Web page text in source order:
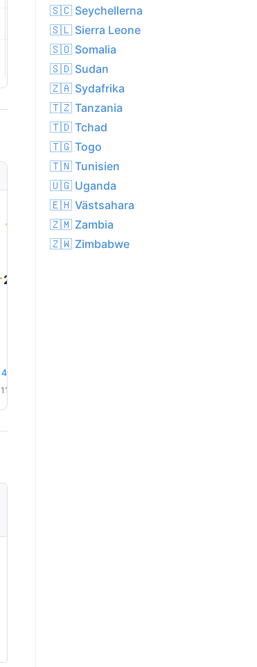
06:39 PM
New Moon
22.0°
4% Regn
11.0 km/h
18 19
🇸🇨 Seychellerna
🇸🇱 Sierra Leone
🇸🇴 Somalia
🇸🇩 Sudan
🇿🇦 Sydafrika
🇹🇿 Tanzania
🇹🇩 Tchad
🇹🇬 Togo
🇹🇳 Tunisien
🇺🇬 Uganda
🇪🇭 Västsahara
🇿🇲 Zambia
🇿🇼 Zimbabwe